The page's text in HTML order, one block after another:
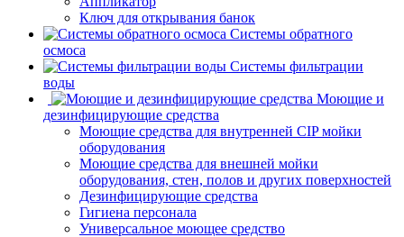
Ключ для открывания банок
Системы обратного
осмоса
Системы фильтрации
воды
Моющие и
дезинфицирующие средства
Моющие средства для внутренней CIP мойки
оборудования
Моющие средства для внешней мойки
оборудования, стен, полов и других поверхностей
Дезинфицирующие средства
Гигиена персонала
Универсальное моющее средство